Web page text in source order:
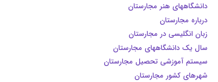
دانشگاههای هنر مجارستان
درباره مجارستان
زبان انگلیسی در مجارستان
سال یک دانشگاههای مجارستان
سیستم آموزشی تحصیل مجارستان
شهرهای کشور مجارستان